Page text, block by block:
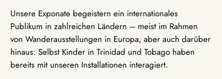
Unsere Exponate begeistern ein internationales
Publikum in zahlreichen Ländern – meist im Rahmen
von Wanderausstellungen in Europa, aber auch darüber
hinaus: Selbst Kinder in Trinidad und Tobago haben
bereits mit unseren Installationen interagiert.